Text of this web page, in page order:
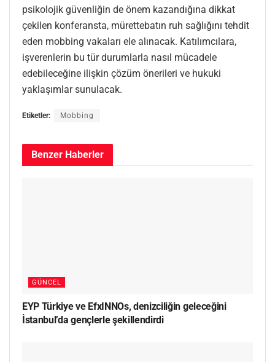
psikolojik güvenliğin de önem kazandığına dikkat
çekilen konferansta, mürettebatın ruh sağlığını tehdit
eden mobbing vakaları ele alınacak. Katılımcılara,
işverenlerin bu tür durumlarla nasıl mücadele
edebileceğine ilişkin çözüm önerileri ve hukuki
yaklaşımlar sunulacak.
Etiketler: Mobbing
Benzer Haberler
GÜNCEL
EYP Türkiye ve EfxINNOs, denizciliğin geleceğini
İstanbul’da gençlerle şekillendirdi